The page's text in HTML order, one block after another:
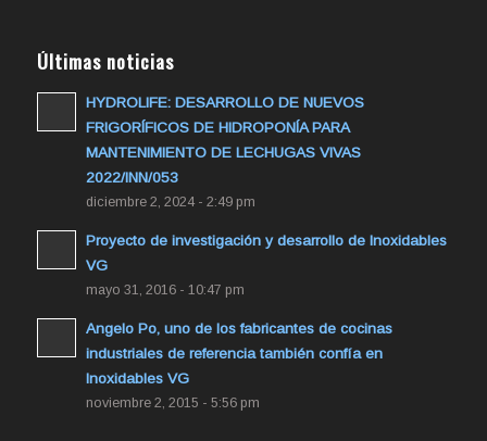
Últimas noticias
HYDROLIFE: DESARROLLO DE NUEVOS
FRIGORÍFICOS DE HIDROPONÍA PARA
MANTENIMIENTO DE LECHUGAS VIVAS
2022/INN/053
diciembre 2, 2024 - 2:49 pm
Proyecto de investigación y desarrollo de Inoxidables
VG
mayo 31, 2016 - 10:47 pm
Angelo Po, uno de los fabricantes de cocinas
industriales de referencia también confía en
Inoxidables VG
noviembre 2, 2015 - 5:56 pm